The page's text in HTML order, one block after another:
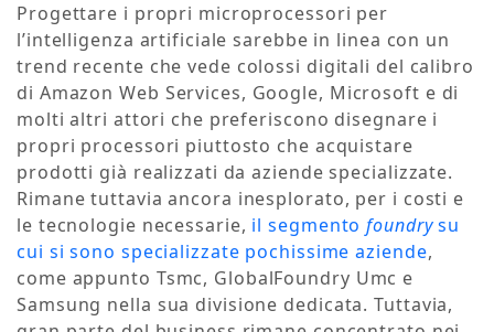
Progettare i propri microprocessori per
l’intelligenza artificiale sarebbe in linea con un
trend recente che vede colossi digitali del calibro
di Amazon Web Services, Google, Microsoft e di
molti altri attori che preferiscono disegnare i
propri processori piuttosto che acquistare
prodotti già realizzati da aziende specializzate.
Rimane tuttavia ancora inesplorato, per i costi e
le tecnologie necessarie, il segmentofoundrysu
cui si sono specializzate pochissime aziende,
come appunto Tsmc, GlobalFoundry Umc e
Samsung nella sua divisione dedicata. Tuttavia,